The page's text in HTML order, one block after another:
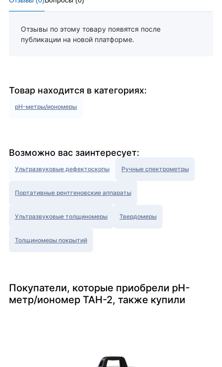
Отзывы по этому товару появятся после
публикации на новой платформе.
Товар находится в категориях:
pH-метры/иономеры
Возможно вас заинтересует:
Ультразвуковые дефектоскопы Ручные спектрометры
Портативные рентгеновские аппараты
Ультразвуковые толщиномеры Твердомеры
Толщиномеры покрытий
Покупатели, которые приобрели pH-
метр/иономер ТАН-2, также купили